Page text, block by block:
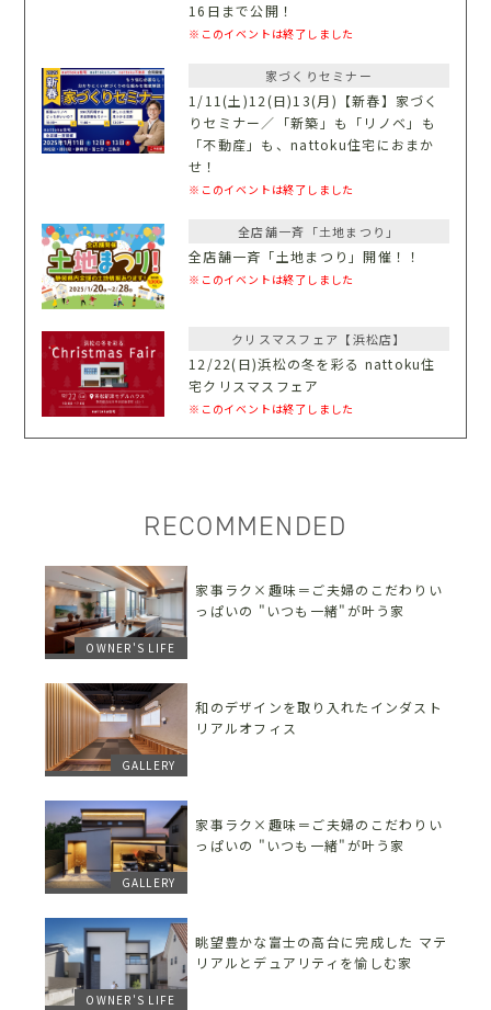
16日まで公開！
※このイベントは終了しました
家づくりセミナー
1/11(土)12(日)13(月)【新春】家づく
りセミナー／「新築」も「リノベ」も
「不動産」も、nattoku住宅におまか
せ！
※このイベントは終了しました
全店舗一斉「土地まつり」
全店舗一斉「土地まつり」開催！！
※このイベントは終了しました
クリスマスフェア【浜松店】
12/22(日)浜松の冬を彩る nattoku住
宅クリスマスフェア
※このイベントは終了しました
RECOMMENDED
OWNER'S LIFE
家事ラク×趣味＝ご夫婦のこだわりい
っぱいの "いつも一緒"が叶う家
GALLERY
和のデザインを取り入れたインダスト
リアルオフィス
GALLERY
家事ラク×趣味＝ご夫婦のこだわりい
っぱいの "いつも一緒"が叶う家
OWNER'S LIFE
眺望豊かな富士の高台に完成した マテ
リアルとデュアリティを愉しむ家